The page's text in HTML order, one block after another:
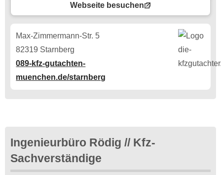
Webseite besuchen
Max-Zimmermann-Str. 5
82319 Starnberg
089-kfz-gutachten-
muenchen.de/starnberg
Ingenieurbüro Rödig // Kfz-
Sachverständige